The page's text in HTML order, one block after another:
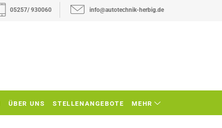
05257/ 930060 info@autotechnik-herbig.de
ÜBER UNS STELLENANGEBOTE MEHR